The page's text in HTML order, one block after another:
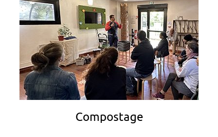
Compostage